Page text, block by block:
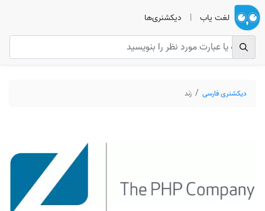
لغت یاب | دیکشنری‌ها
دیکشنری فارسی زند